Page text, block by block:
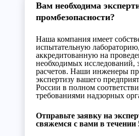
Вам необходима
промбезопасности?
Наша компания имеет
испытательную лабораторию,
аккредитованную на
необходимых исследований,
расчетов. Наши инженеры
экспертизу вашего
России в полном
требованиями надзорных
Отправьте заявку на
свяжемся с вами в течении